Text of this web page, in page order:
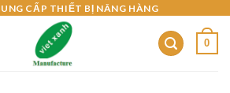
CẤP THIẾT BỊ NÂNG HÀNG
0